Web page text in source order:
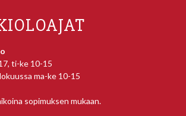
ti-ke 10-15
ma-ke 10-15
sopimuksen mukaan.